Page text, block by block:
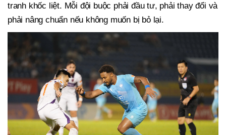
tranh khốc liệt. Mỗi đội buộc phải đầu tư, phải thay đổi và
phải nâng chuẩn nếu không muốn bị bỏ lại.